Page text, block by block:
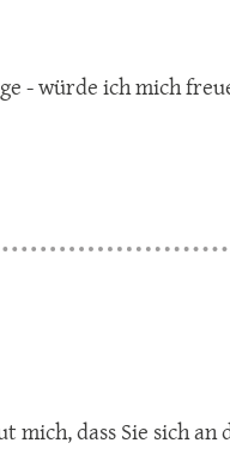
- würde ich mich
dass Sie sich an